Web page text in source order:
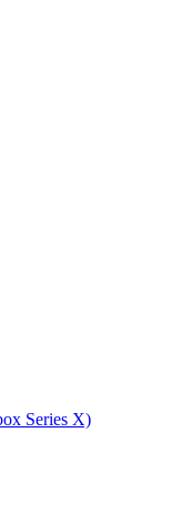
Series X)